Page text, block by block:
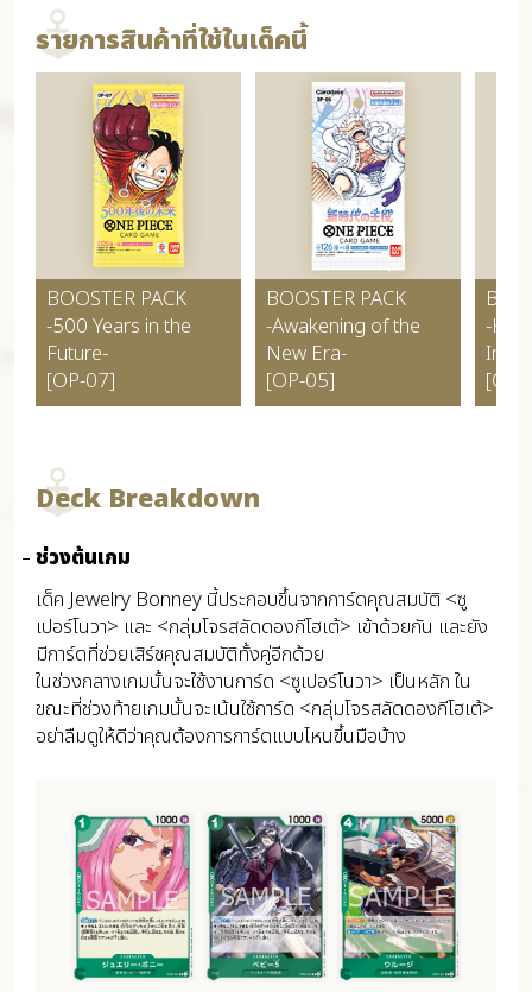
รายการสินค้าที่ใช้ในเด็คนี้
BOOSTER PACK
-500 Years in the
Future-
[OP-07]
BOOSTER PACK
-Awakening of the
New Era-
[OP-05]
-
Deck Breakdown
ช่วงต้นเกม
เด็ค Jewelry Bonney นี้ประกอบขึ้นจากการ์ดคุณสมบัติ <ซู
เปอร์โนวา> และ <กลุ่มโจรสลัดดองกีโฮเต้> เข้าด้วยกัน และยัง
มีการ์ดที่ช่วยเสิร์ชคุณสมบัติทั้งคู่อีกด้วย
ในช่วงกลางเกมนั้นจะใช้งานการ์ด <ซูเปอร์โนวา> เป็นหลัก ใน
ขณะที่ช่วงท้ายเกมนั้นจะเน้นใช้การ์ด <กลุ่มโจรสลัดดองกีโฮเต้>
อย่าลืมดูให้ดีว่าคุณต้องการการ์ดแบบไหนขึ้นมือบ้าง